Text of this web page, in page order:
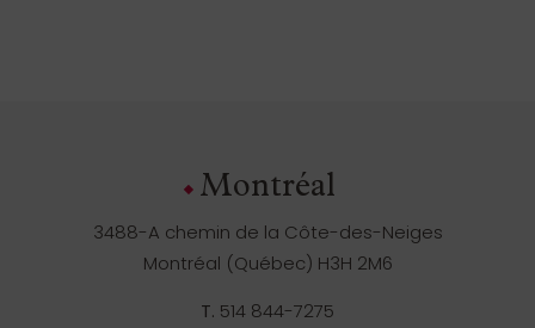
Montréal
3488-A chemin de la Côte-des-Neiges
Montréal (Québec) H3H 2M6
T. 514 844-7275